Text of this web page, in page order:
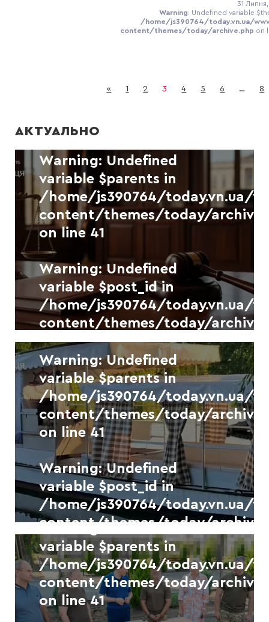
31
Warning: Undefined variable
/home/js390764/today.vn.ua/
content/themes/today/archive.php on
« 1 2 3 4 5 6 … 8
АКТУАЛЬНО
/home/js390764/today.vn.ua/
on line41
Warning: Undefined
variable $parents in
/home/js390764/today.vn.ua/
content/themes/today/
on line 41
Warning: Undefined
variable $post_id in
/home/js390764/today.vn.ua/
content/themes/today/
on line41
НовиниУКР.НЕТФото
На Вінниччині 51-річного
чоловіка засудили за
розповсюдження дитячої
порнографії
7 СЕРПНЯ, 2026
Warning
: Undefined
variable $separator in
/home/js390764/today.vn.ua/
content/themes/today/
on line41
Warning: Undefined
variable $parents in
/home/js390764/today.vn.ua/
content/themes/today/
on line41
Warning: Undefined
variable $post_id in
/home/js390764/today.vn.ua/
content/themes/today/
on line41
НовиниУКР.НЕТ
Офіс туризму Вінниці запрошує
на прогулянку катером по
Південному Бугу
Warning: Undefined
variable $separator in
/home/js390764/today.vn.ua/
content/themes/today/
on line41
variable $parents in
/home/js390764/today.vn.ua/
content/themes/today/
on line41